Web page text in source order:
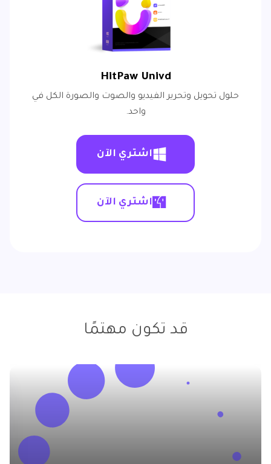
HitPaw Univd
حلول تحويل وتحرير الفيديو والصوت والصورة الكل في
واحد.
اشتري الآن
اشتري الآن
قد تكون مهتمًا